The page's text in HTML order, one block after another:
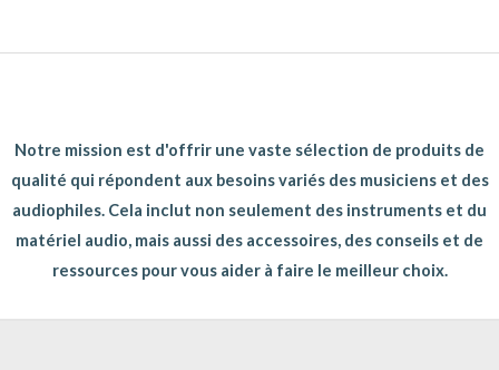
Notre mission est d'offrir une vaste sélection de produits de
qualité qui répondent aux besoins variés des musiciens et des
audiophiles. Cela inclut non seulement des instruments et du
matériel audio, mais aussi des accessoires, des conseils et de
ressources pour vous aider à faire le meilleur choix.